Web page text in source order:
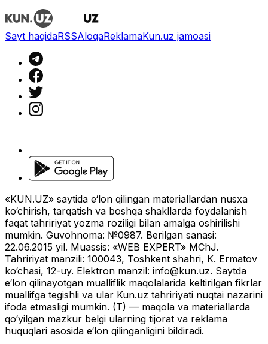
Sayt haqidaRSSAloqaReklamaKun.uz jamoasi
«KUN.UZ» saytida e‘lon qilingan materiallardan nusxa
ko‘chirish, tarqatish va boshqa shakllarda foydalanish
faqat tahririyat yozma roziligi bilan amalga oshirilishi
mumkin. Guvohnoma: №0987. Berilgan sanasi:
22.06.2015 yil. Muassis: «WEB EXPERT» MChJ.
Tahririyat manzili: 100043, Toshkent shahri, K. Ermatov
ko‘chasi, 12-uy. Elektron manzil: info@kun.uz. Saytda
e‘lon qilinayotgan mualliflik maqolalarida keltirilgan fikrlar
muallifga tegishli va ular Kun.uz tahririyati nuqtai nazarini
ifoda etmasligi mumkin. (T) — maqola va materiallarda
qo‘yilgan mazkur belgi ularning tijorat va reklama
huquqlari asosida e‘lon qilinganligini bildiradi.